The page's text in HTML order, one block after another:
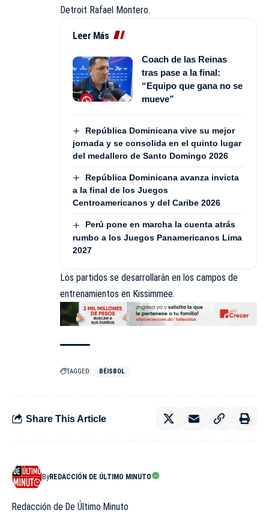
Detroit Rafael Montero.
Leer Más
Coach de las Reinas
tras pase a la final:
“Equipo que gana no se
mueve”
República Dominicana vive su mejor
jornada y se consolida en el quinto lugar
del medallero de Santo Domingo 2026
República Dominicana avanza invicta
a la final de los Juegos
Centroamericanos y del Caribe 2026
Perú pone en marcha la cuenta atrás
rumbo a los Juegos Panamericanos Lima
2027
Los partidos se desarrollarán en los campos de
entrenamientos en Kissimmee.
TAGGED: BÉISBOL
Share This Article
ByREDACCIÓN DE ÚLTIMO MINUTO
Redacción de De Último Minuto